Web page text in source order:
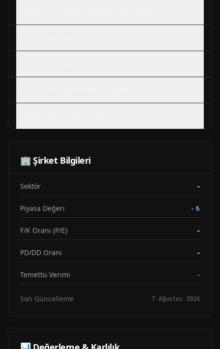
🏢 Şirket Bilgileri
Sektör -
Piyasa Değeri - ₺
F/K Oranı (P/E) -
PD/DD Oranı -
Temettü Verimi -
Son Güncelleme 7 Ağustos 2026